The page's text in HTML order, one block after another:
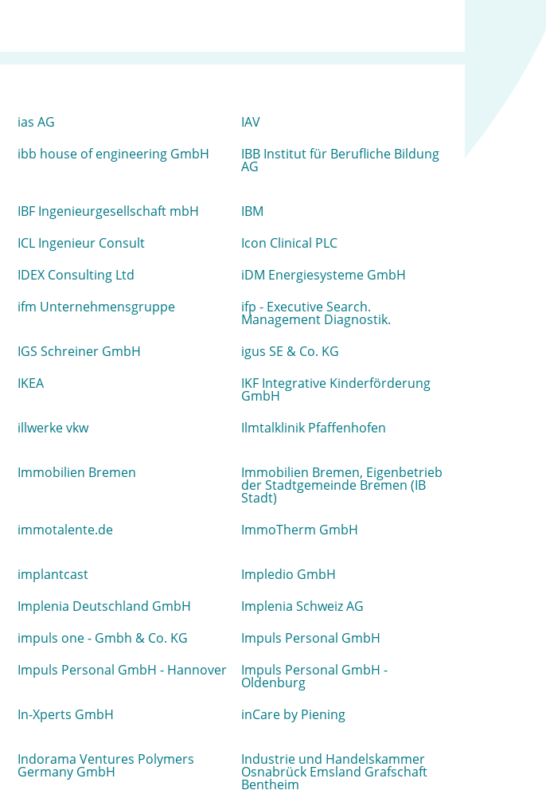
ias AG
IAV
ibb house of engineering GmbH IBB Institut für Berufliche Bildung
AG
IBF Ingenieurgesellschaft mbH
IBM
ICL Ingenieur Consult
Icon Clinical PLC
IDEX Consulting Ltd
iDM Energiesysteme GmbH
ifm Unternehmensgruppe ifp - Executive Search.
Management Diagnostik.
IGS Schreiner GmbH
igus SE & Co. KG
IKEA IKF Integrative Kinderförderung
GmbH
illwerke vkw Ilmtalklinik Pfaffenhofen
Immobilien Bremen Immobilien Bremen, Eigenbetrieb
der Stadtgemeinde Bremen (IB
Stadt)
immotalente.de ImmoTherm GmbH
implantcast
Impledio GmbH
Implenia Deutschland GmbH
Implenia Schweiz AG
impuls one - Gmbh & Co. KG
Impuls Personal GmbH
Impuls Personal GmbH - Hannover Impuls Personal GmbH -
Oldenburg
In-Xperts GmbH inCare by Piening
Indorama Ventures Polymers
Germany GmbH
Industrie und Handelskammer
Osnabrück Emsland Grafschaft
Bentheim